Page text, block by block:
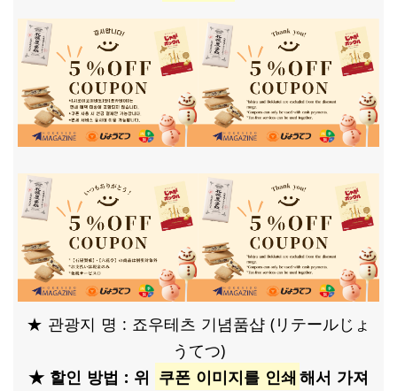
★ 관광지 명 : 죠우테츠 기념품샵 (リテールじょ
うてつ)
★ 할인 방법 : 위 쿠폰 이미지를 인쇄​해서 가져